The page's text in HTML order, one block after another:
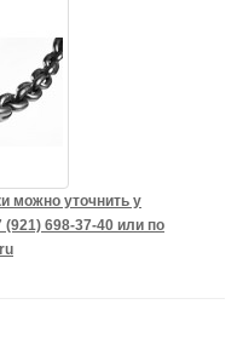
можно уточнить у
698-37-40 или по